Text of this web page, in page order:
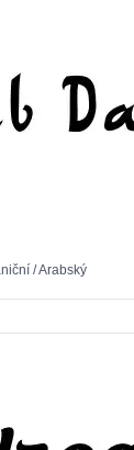
/Arabský